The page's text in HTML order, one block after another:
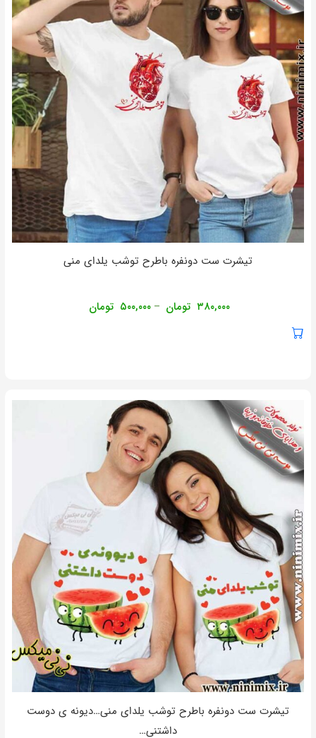
تیشرت ست دونفره باطرح توشب یلدای منی
۳۸۰,۰۰۰ تومان – ۵۰۰,۰۰۰ تومان
تیشرت ست دونفره باطرح توشب یلدای منی…دیونه ی دوست
داشتنی…